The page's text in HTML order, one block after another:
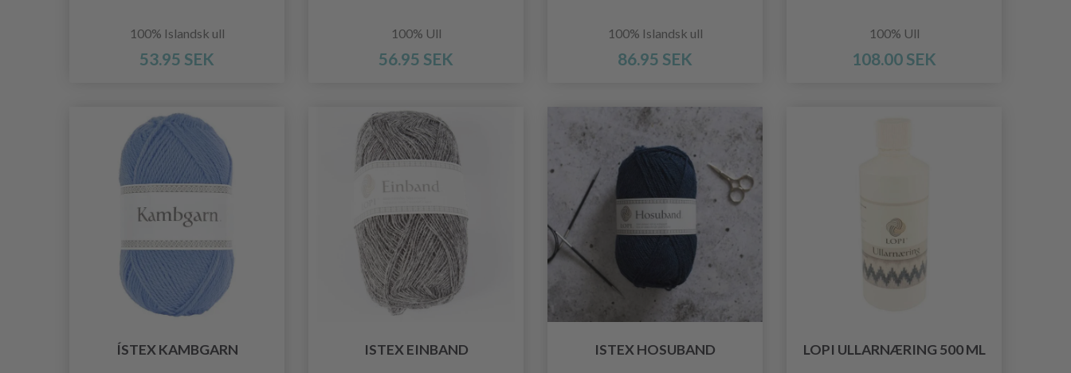
100% Islandsk ull
53.95 SEK
100% Ull
56.95 SEK
100% Islandsk ull
86.95 SEK
100% Ull
108.00 SEK
ÍSTEX KAMBGARN ISTEX EINBAND ISTEX HOSUBAND LOPI ULLARNÆRING 500 ML